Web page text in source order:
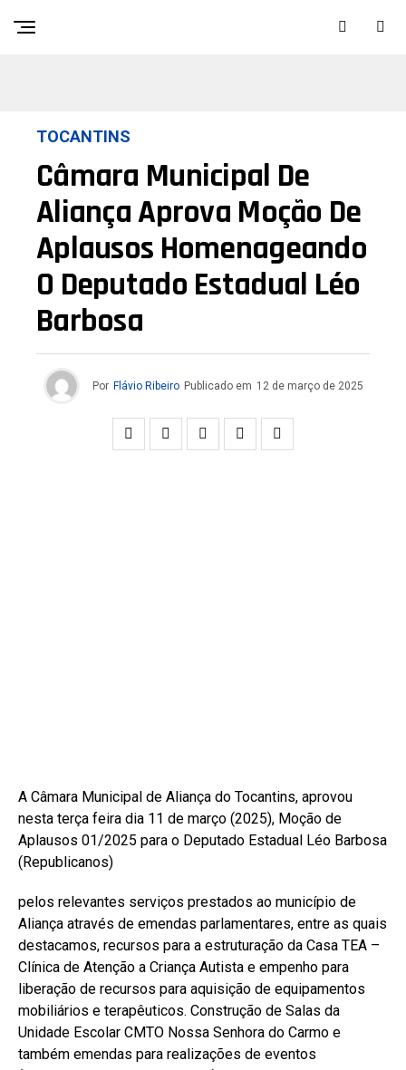
TOCANTINS
Câmara Municipal De
Aliança Aprova Moção De
Aplausos Homenageando
O Deputado Estadual Léo
Barbosa
Por Flávio Ribeiro Publicado em 12 de março de 2025
A Câmara Municipal de Aliança do Tocantins, aprovou
nesta terça feira dia 11 de março (2025), Moção de
Aplausos 01/2025 para o Deputado Estadual Léo Barbosa
(Republicanos)
pelos relevantes serviços prestados ao município de
Aliança através de emendas parlamentares, entre as quais
destacamos, recursos para a estruturação da Casa TEA –
Clínica de Atenção a Criança Autista e empenho para
liberação de recursos para aquisição de equipamentos
mobiliários e terapêuticos. Construção de Salas da
Unidade Escolar CMTO Nossa Senhora do Carmo e
também emendas para realizações de eventos